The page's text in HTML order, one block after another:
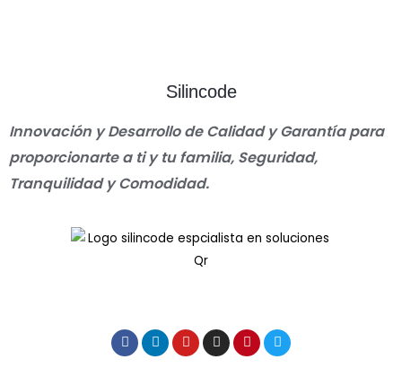
Silincode
Innovación y Desarrollo de Calidad y Garantía para
proporcionarte a ti y tu familia, Seguridad,
Tranquilidad y Comodidad.